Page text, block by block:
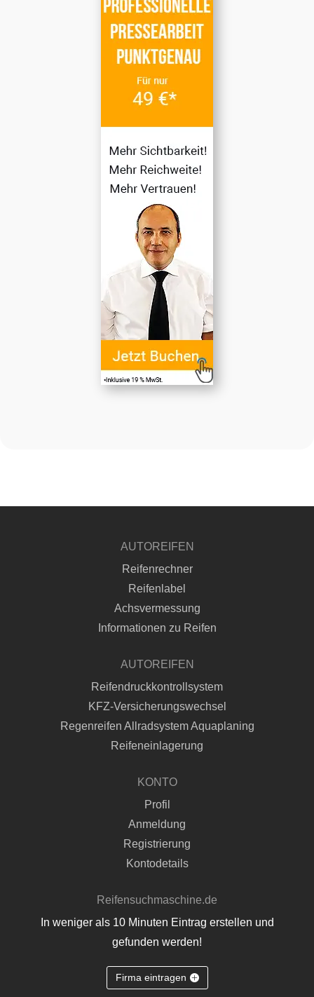
AUTOREIFEN
Reifenrechner
Reifenlabel
Achsvermessung
Informationen zu Reifen
AUTOREIFEN
Reifendruckkontrollsystem
KFZ-Versicherungswechsel
Regenreifen Allradsystem Aquaplaning
Reifeneinlagerung
KONTO
Profil
Anmeldung
Registrierung
Kontodetails
Reifensuchmaschine.de
In weniger als 10 Minuten Eintrag erstellen und
gefunden werden!
Firma eintragen